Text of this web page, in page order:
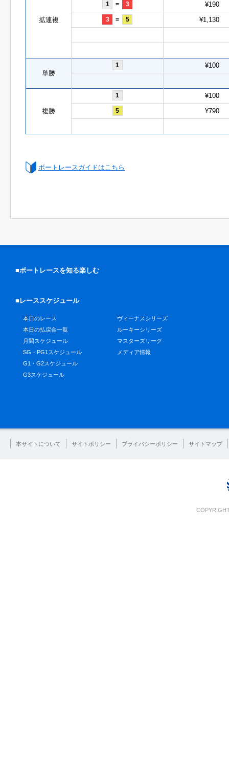
拡連複
1 = 3 ¥190
3 = 5 ¥1,130
単勝
1 ¥100
複勝
1 ¥100
5 ¥790
ボートレースガイドはこちら
■ボートレースを知る楽しむ
■レーススケジュール
本日のレース
本日の払戻金一覧
月間スケジュール
SG・PG1スケジュール
G1・G2スケジュール
G3スケジュール
ヴィーナスシリーズ
ルーキーシリーズ
マスターズリーグ
メディア情報
本サイトについて サイトポリシー プライバシーポリシー サイトマップ